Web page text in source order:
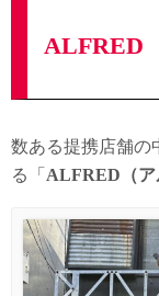
ALFRED
数ある提携店舗の
る「 ALFRED（ア